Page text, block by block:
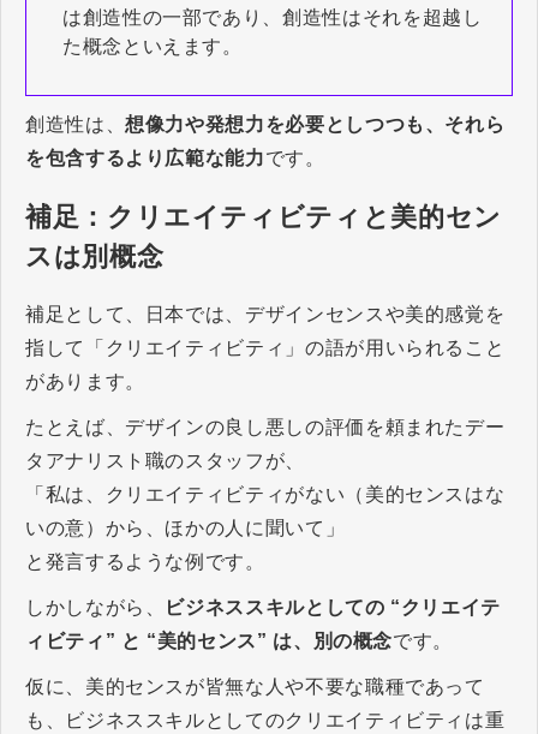
は創造性の一部であり、創造性はそれを超越し
た概念といえます。
創造性は、想像力や発想力を必要としつつも、それら
を包含するより広範な能力です。
補足：クリエイティビティと美的セン
スは別概念
補足として、日本では、デザインセンスや美的感覚を
指して「クリエイティビティ」の語が用いられること
があります。
たとえば、デザインの良し悪しの評価を頼まれたデー
タアナリスト職のスタッフが、
「私は、クリエイティビティがない（美的センスはな
いの意）から、ほかの人に聞いて」
と発言するような例です。
しかしながら、
ビジネススキルとしての “クリエイテ
ィビティ” と “美的センス” は、別の概念です。
仮に、美的センスが皆無な人や不要な職種であって
も、ビジネススキルとしてのクリエイティビティは重